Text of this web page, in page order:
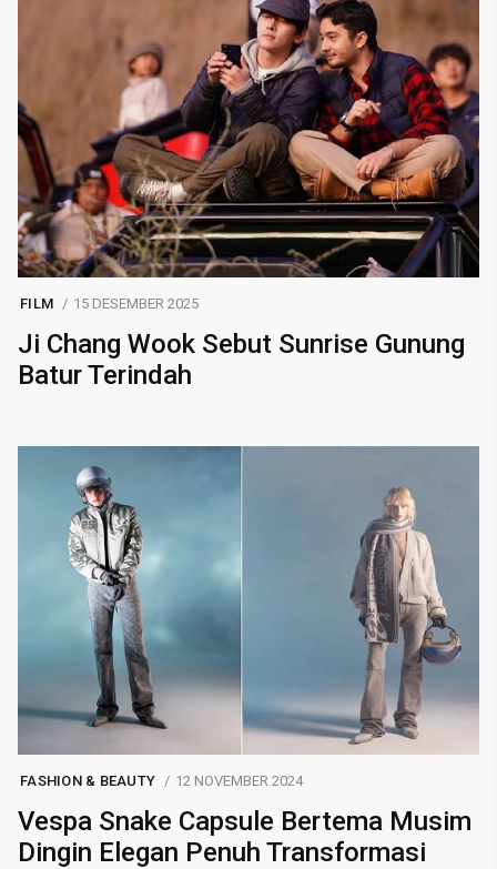
FILM 15 DESEMBER 2025
Ji Chang Wook Sebut Sunrise Gunung
Batur Terindah
FASHION & BEAUTY 12 NOVEMBER 2024
Vespa Snake Capsule Bertema Musim
Dingin Elegan Penuh Transformasi